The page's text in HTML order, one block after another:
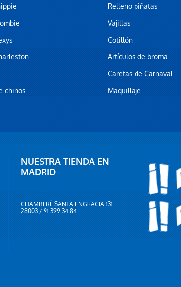
chinos
Relleno piñatas
Vajillas
Cotillón
Artículos de broma
Caretas de Carnaval
Maquillaje
NUESTRA TIENDA EN
MADRID
CHAMBERÍ: SANTA ENGRACIA 131.
28003 / 91 399 34 84